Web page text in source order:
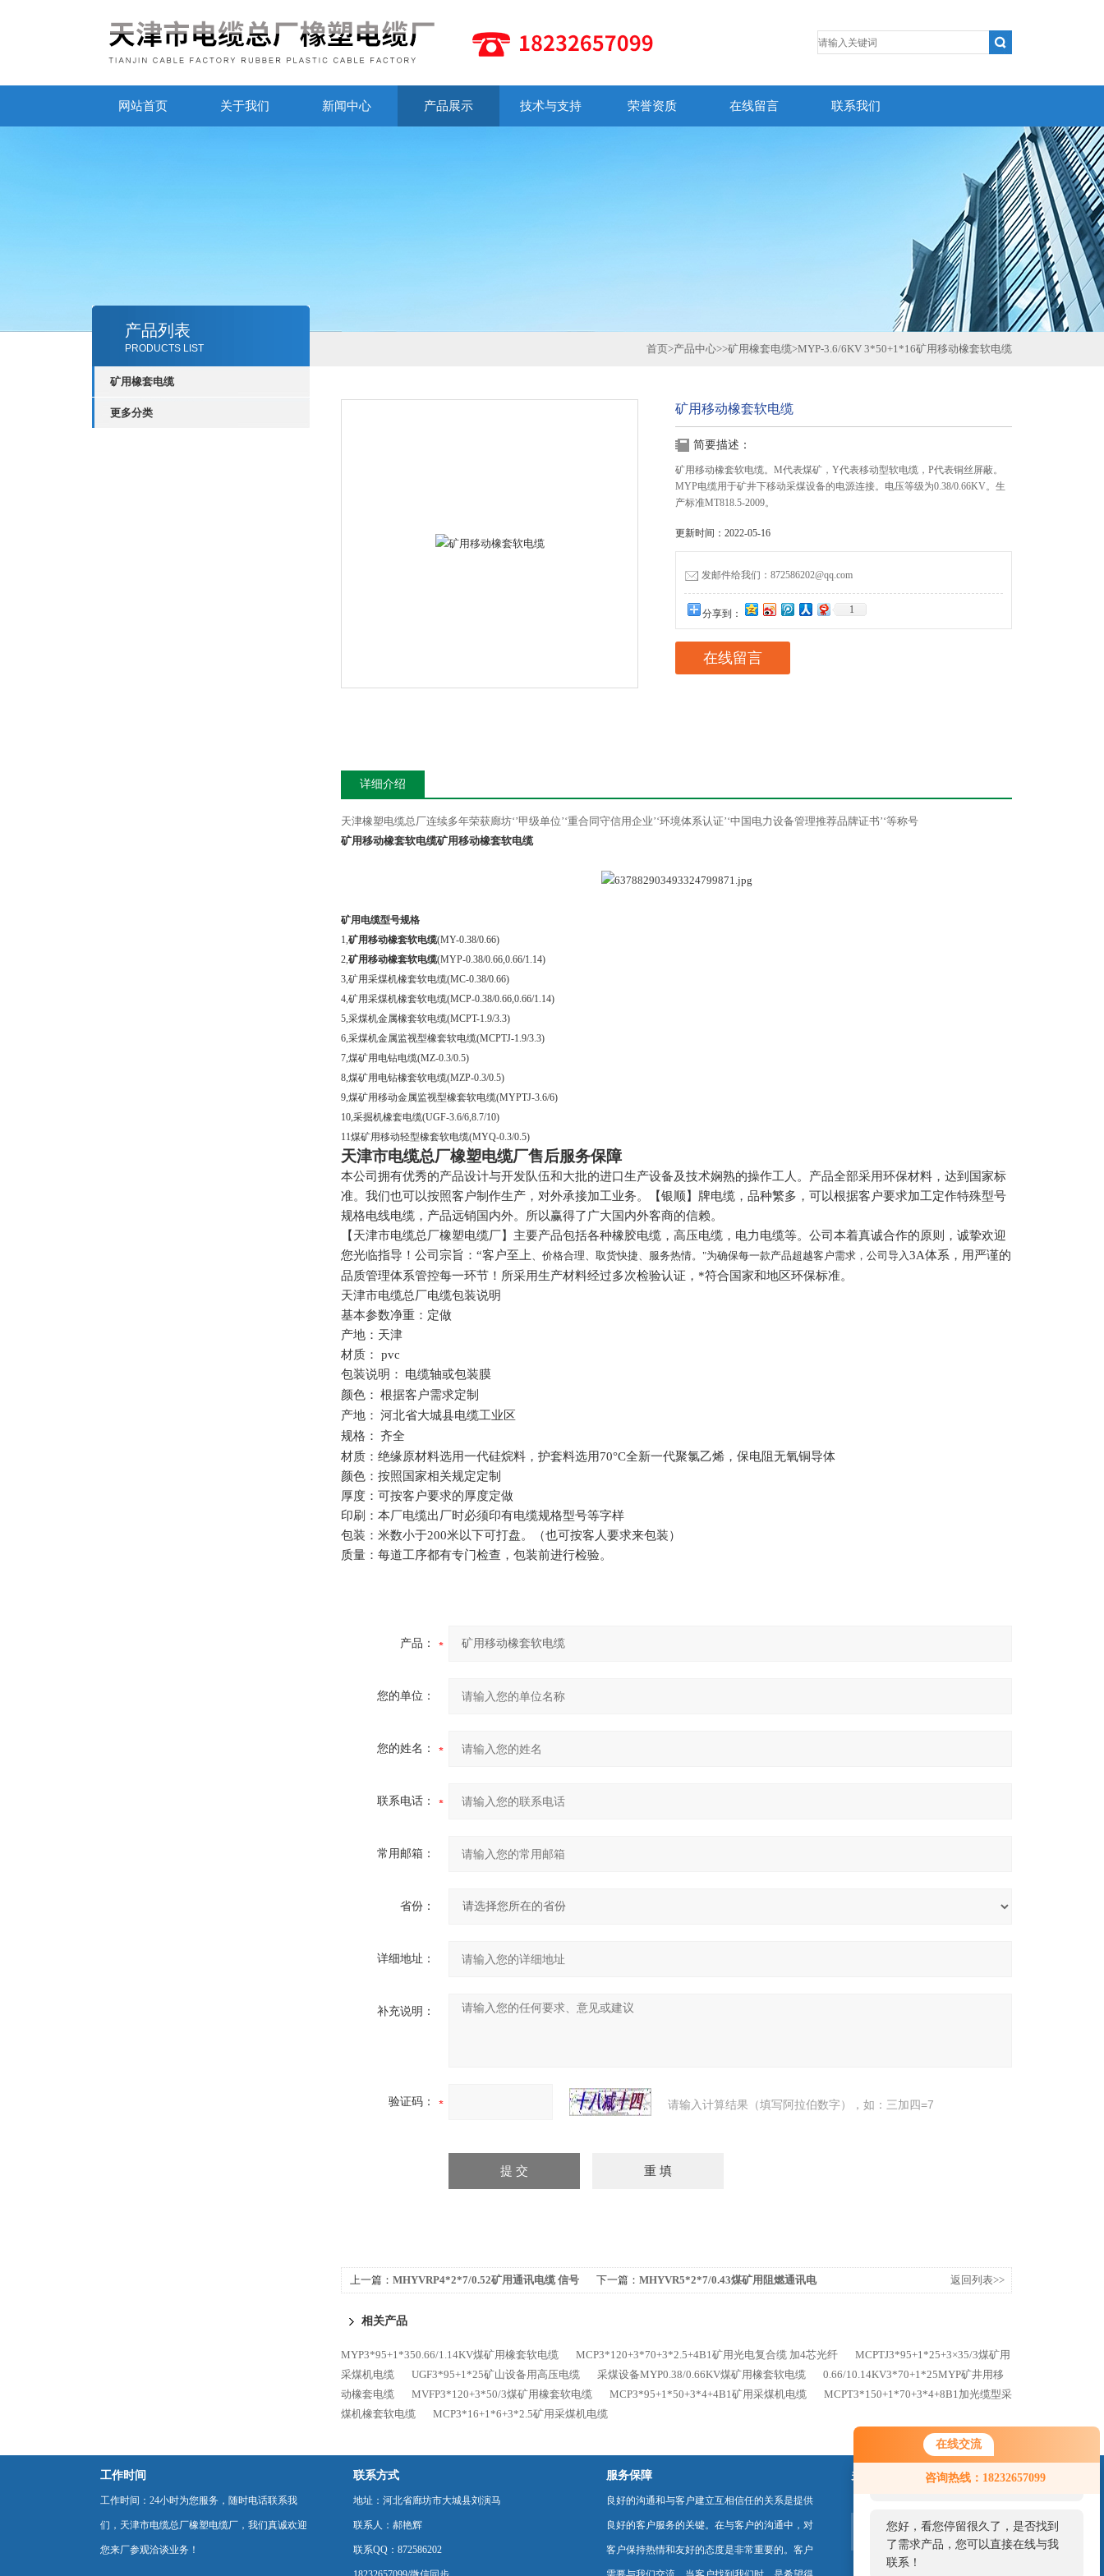
在线交流
咨询热线：18232657099
您好！欢迎前来咨询，很高兴为您
服务，请问您要咨询什么问题呢？
您好，看您停留很久了，是否找到
了需求产品，您可以直接在线与我
联系！
网站首页 关于我们 新闻中心 产品展示 技术与支持 荣誉资质 在线留言 联系我们
产品列表
PRODUCTS LIST
矿用橡套电缆
更多分类
首页>产品中心>>矿用橡套电缆>MYP-3.6/6KV 3*50+1*16矿用移动橡套软电缆
矿用移动橡套软电缆
简要描述：
矿用移动橡套软电缆。M代表煤矿，Y代表移动型软电缆，P代表铜丝屏蔽。
MYP电缆用于矿井下移动采煤设备的电源连接。电压等级为0.38/0.66KV。生
产标准MT818.5-2009。
更新时间：2022-05-16
发邮件给我们：872586202@qq.com
分享到： 1
在线留言
详细介绍
天津橡塑电缆总厂连续多年荣获廊坊‘’甲级单位’‘重合同守信用企业’‘环境体系认证’‘中国电力设备管理推荐品牌证书’‘等称号
矿用移动橡套软电缆矿用移动橡套软电缆
矿用电缆型号规格
1,矿用移动橡套软电缆(MY-0.38/0.66)
2,矿用移动橡套软电缆(MYP-0.38/0.66,0.66/1.14)
3,矿用采煤机橡套软电缆(MC-0.38/0.66)
4,矿用采煤机橡套软电缆(MCP-0.38/0.66,0.66/1.14)
5,采煤机金属橡套软电缆(MCPT-1.9/3.3)
6,采煤机金属监视型橡套软电缆(MCPTJ-1.9/3.3)
7,煤矿用电钻电缆(MZ-0.3/0.5)
8,煤矿用电钻橡套软电缆(MZP-0.3/0.5)
9,煤矿用移动金属监视型橡套软电缆(MYPTJ-3.6/6)
10,采掘机橡套电缆(UGF-3.6/6,8.7/10)
11煤矿用移动轻型橡套软电缆(MYQ-0.3/0.5)
天津市电缆总厂橡塑电缆厂售后服务保障
本公司拥有优秀的产品设计与开发队伍和大批的进口生产设备及技术娴熟的操作工人。产品全部采用环保材料，达到国家标
准。我们也可以按照客户制作生产，对外承接加工业务。【银顺】牌电缆，品种繁多，可以根据客户要求加工定作特殊型号
规格电线电缆，产品远销国内外。所以赢得了广大国内外客商的信赖。
【天津市电缆总厂橡塑电缆厂】主要产品包括各种橡胶电缆，高压电缆，电力电缆等。公司本着真诚合作的原则，诚挚欢迎
您光临指导！公司宗旨：“客户至上 、价格合理、取货快捷、服务热情。"为确保每一款产品超越客户需求，公司导入3A体系，用严谨的
品质管理体系管控每一环节！所采用生产材料经过多次检验认证，*符合国家和地区环保标准。
天津市电缆总厂电缆包装说明
基本参数净重：定做
产地：天津
材质：
pvc
包装说明：
电缆轴或包装膜
颜色： 根据客户需求定制
产地： 河北省大城县电缆工业区
规格： 齐全
材质：绝缘原材料选用一代硅烷料，护套料选用70°C全新一代聚氯乙烯，保电阻无氧铜导体
颜色：按照国家相关规定定制
厚度：可按客户要求的厚度定做
印刷：本厂电缆出厂时必须印有电缆规格型号等字样
包装：米数小于200米以下可打盘。（也可按客人要求来包装）
质量：每道工序都有专门检查，包装前进行检验。
产品：
您的单位：
您的姓名：
联系电话：
常用邮箱：
省份：
详细地址：
补充说明：
验证码： 请输入计算结果（填写阿拉伯数字），如：三加四=7
上一篇： MHYVRP4*2*7/0.52矿用通讯电缆 信号
下一篇： MHYVR5*2*7/0.43煤矿用阻燃通讯电
返回列表>>
相关产品
MYP3*95+1*350.66/1.14KV煤矿用橡套软电缆 MCP3*120+3*70+3*2.5+4B1矿用光电复合缆 加4芯光纤
MCPTJ3*95+1*25+3×35/3煤矿用
采煤机电缆
UGF3*95+1*25矿山设备用高压电缆 采煤设备MYP0.38/0.66KV煤矿用橡套软电缆
0.66/10.14KV3*70+1*25MYP矿井用移
动橡套电缆
MVFP3*120+3*50/3煤矿用橡套软电缆 MCP3*95+1*50+3*4+4B1矿用采煤机电缆
MCPT3*150+1*70+3*4+8B1加光缆型采
煤机橡套软电缆
MCP3*16+1*6+3*2.5矿用采煤机电缆
工作时间
工作时间：24小时为您服务，随时电话联系我
们，天津市电缆总厂橡塑电缆厂，我们真诚欢迎
您来厂参观洽谈业务！
联系方式
地址：河北省廊坊市大城县刘演马
联系人：郝艳辉
联系QQ：872586202
服务保障
良好的沟通和与客户建立互相信任的关系是提供
良好的客户服务的关键。在与客户的沟通中，对
客户保持热情和友好的态度是非常重要的。客户
关注我们